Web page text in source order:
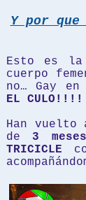
Y por
Esto es
cuerpo
no… Gay
EL CULO!!!!
Han vuelto
de 3
TRICICLE